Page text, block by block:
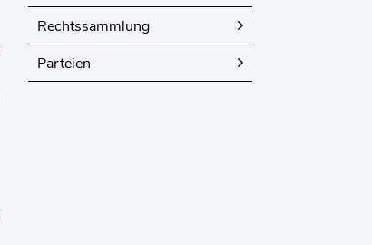
Rechtssammlung
Parteien